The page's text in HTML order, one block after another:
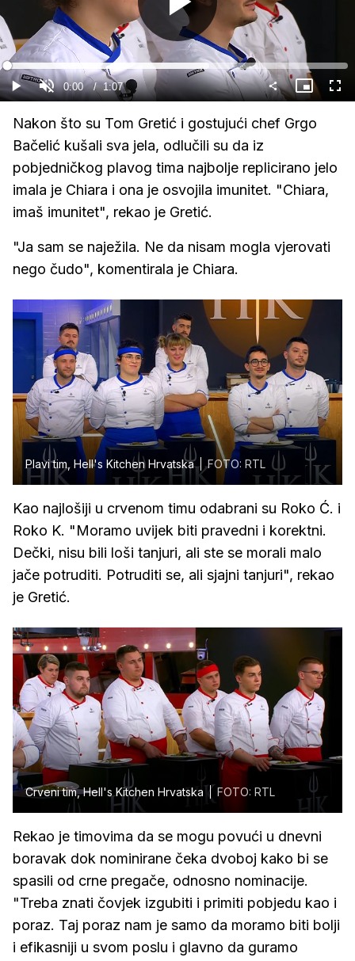
Gledaj
GledajUpali
zvuk
Current
Time
0:00 / Duration
1:07
Loaded :
59.41%
Slika
u
Nakon što su Tom Gretić i gostujući chef Grgo
Bačelić kušali sva jela, odlučili su da iz
pobjedničkog plavog tima najbolje replicirano jelo
imala je Chiara i ona je osvojila imunitet. "Chiara,
imaš imunitet", rekao je Gretić.
"Ja sam se naježila. Ne da nisam mogla vjerovati
nego čudo", komentirala je Chiara.
Plavi tim, Hell's Kitchen Hrvatska FOTO: RTL
Kao najlošiji u crvenom timu odabrani su Roko Ć. i
Roko K. "Moramo uvijek biti pravedni i korektni.
Dečki, nisu bili loši tanjuri, ali ste se morali malo
jače potruditi. Potruditi se, ali sjajni tanjuri", rekao
je Gretić.
Crveni tim, Hell's Kitchen Hrvatska FOTO: RTL
Rekao je timovima da se mogu povući u dnevni
boravak dok nominirane čeka dvoboj kako bi se
spasili od crne pregače, odnosno nominacije.
"Treba znati čovjek izgubiti i primiti pobjedu kao i
poraz. Taj poraz nam je samo da moramo biti bolji
i efikasniji u svom poslu i glavno da guramo